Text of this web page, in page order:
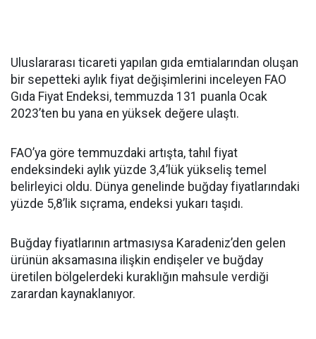
Uluslararası ticareti yapılan gıda emtialarından oluşan
bir sepetteki aylık fiyat değişimlerini inceleyen FAO
Gıda Fiyat Endeksi, temmuzda 131 puanla Ocak
2023’ten bu yana en yüksek değere ulaştı.
FAO’ya göre temmuzdaki artışta, tahıl fiyat
endeksindeki aylık yüzde 3,4’lük yükseliş temel
belirleyici oldu. Dünya genelinde buğday fiyatlarındaki
yüzde 5,8’lik sıçrama, endeksi yukarı taşıdı.
Buğday fiyatlarının artmasıysa Karadeniz’den gelen
ürünün aksamasına ilişkin endişeler ve buğday
üretilen bölgelerdeki kuraklığın mahsule verdiği
zarardan kaynaklanıyor.